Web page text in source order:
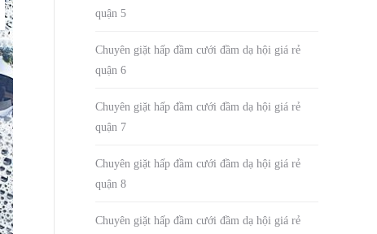
quận 5
Chuyên giặt hấp đầm cưới đầm dạ hội giá rẻ
quận 6
Chuyên giặt hấp đầm cưới đầm dạ hội giá rẻ
quận 7
Chuyên giặt hấp đầm cưới đầm dạ hội giá rẻ
quận 8
Chuyên giặt hấp đầm cưới đầm dạ hội giá rẻ